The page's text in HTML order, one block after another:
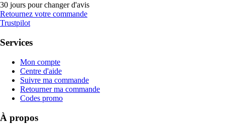
30 jours pour changer d'avis
Retournez votre commande
Trustpilot
Services
Mon compte
Centre d'aide
Suivre ma commande
Retourner ma commande
Codes promo
À propos